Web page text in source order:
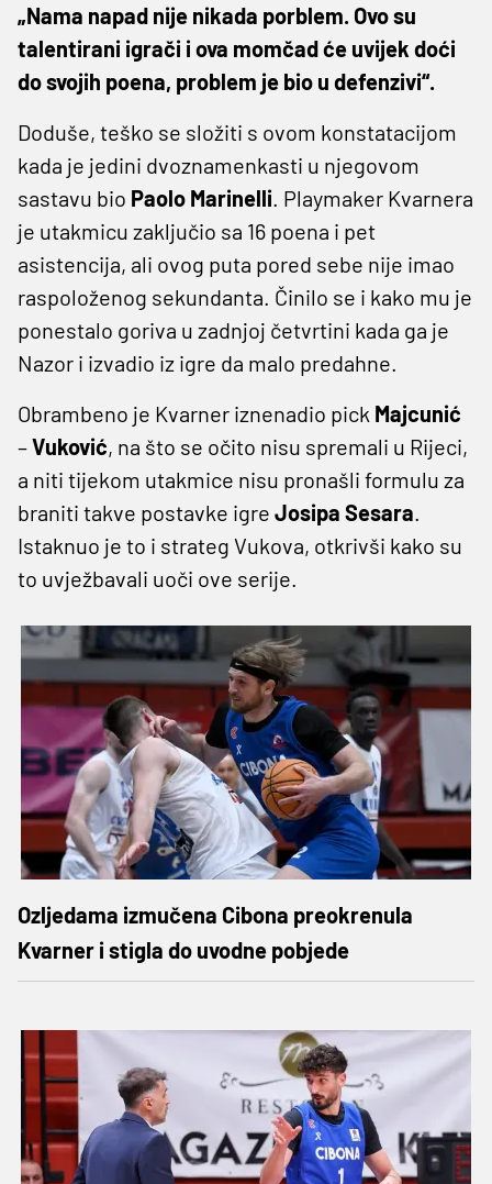
„Nama napad nije nikada porblem. Ovo su
talentirani igrači i ova momčad će uvijek doći
do svojih poena, problem je bio u defenzivi“.
Doduše, teško se složiti s ovom konstatacijom
kada je jedini dvoznamenkasti u njegovom
sastavu bio Paolo Marinelli. Playmaker Kvarnera
je utakmicu zaključio sa 16 poena i pet
asistencija, ali ovog puta pored sebe nije imao
raspoloženog sekundanta. Činilo se i kako mu je
ponestalo goriva u zadnjoj četvrtini kada ga je
Nazor i izvadio iz igre da malo predahne.
Obrambeno je Kvarner iznenadio pick Majcunić
–Vuković, na što se očito nisu spremali u Rijeci,
a niti tijekom utakmice nisu pronašli formulu za
braniti takve postavke igre Josipa Sesara.
Istaknuo je to i strateg Vukova, otkrivši kako su
to uvježbavali uoči ove serije.
Ozljedama izmučena Cibona preokrenula
Kvarner i stigla do uvodne pobjede